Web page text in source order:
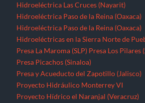
Hidroeléctrica Las Cruces (Nayarit)
Hidroeléctrica Paso de la Reina (Oaxaca)
Hidroeléctrica Paso de la Reina (Oaxaca)
Hidroeléctricas en la Sierra Norte de
Presa La Maroma (SLP) Presa Los Pilares
Presa Picachos (Sinaloa)
Presa y Acueducto del Zapotillo (Jalisco)
Proyecto Hidráulico Monterrey VI
Proyecto Hídrico el Naranjal (Veracruz)